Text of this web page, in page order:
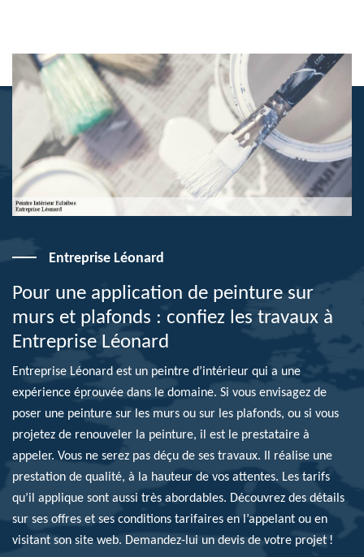
Entreprise Léonard
Pour une application de peinture sur
murs et plafonds : confiez les travaux à
Entreprise Léonard
Entreprise Léonard est un peintre d’intérieur qui a une
expérience éprouvée dans le domaine. Si vous envisagez de
poser une peinture sur les murs ou sur les plafonds, ou si vous
projetez de renouveler la peinture, il est le prestataire à
appeler. Vous ne serez pas déçu de ses travaux. Il réalise une
prestation de qualité, à la hauteur de vos attentes. Les tarifs
qu’il applique sont aussi très abordables. Découvrez des détails
sur ses offres et ses conditions tarifaires en l’appelant ou en
visitant son site web. Demandez-lui un devis de votre projet !